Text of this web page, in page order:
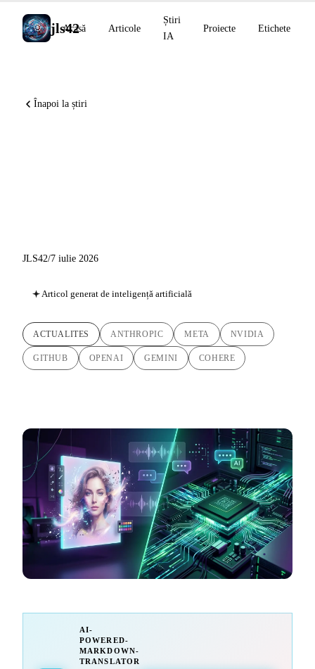
jls42
Acasă Articole
Știri
IA
Proiecte Etichete
Înapoi la știri
JLS42/7 iulie 2026
Articol generat de inteligență artificială
ACTUALITES ANTHROPIC META NVIDIA
GITHUB OPENAI GEMINI COHERE
AI-
POWERED-
MARKDOWN-
TRANSLATOR